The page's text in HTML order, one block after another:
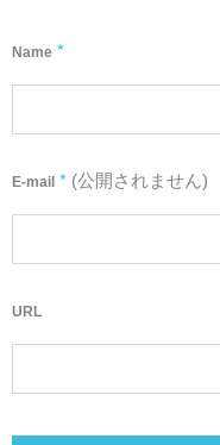
Name *
E-mail * (公開されません)
URL